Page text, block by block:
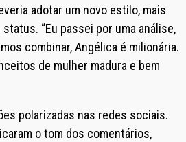
adotar um novo estilo, mais
“Eu passei por uma análise,
combinar, Angélica é milionária.
de mulher madura e bem
polarizadas nas redes sociais.
o tom dos comentários,